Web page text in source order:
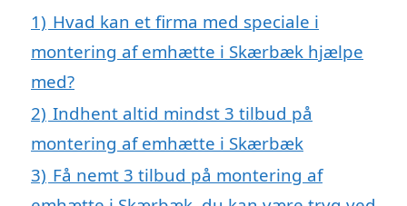
1) Hvad kan et firma med speciale i
montering af emhætte i Skærbæk hjælpe
med?
2) Indhent altid mindst 3 tilbud på
montering af emhætte i Skærbæk
3) Få nemt 3 tilbud på montering af